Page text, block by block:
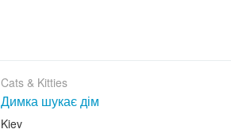
Cats & Kitties
Димка шукає дім
Kiev